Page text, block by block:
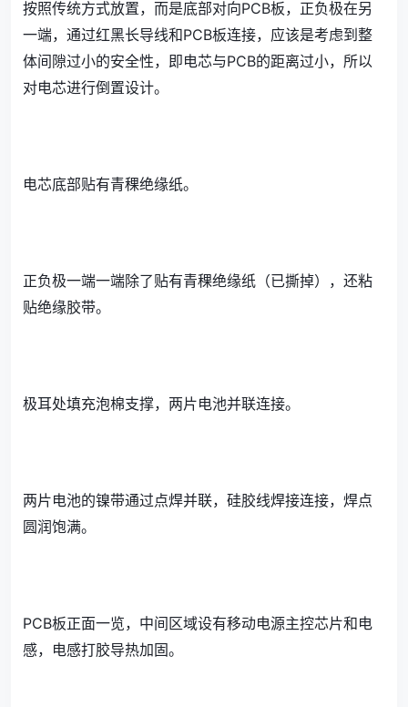
按照传统方式放置，而是底部对向PCB板，正负极在另
一端，通过红黑长导线和PCB板连接，应该是考虑到整
体间隙过小的安全性，即电芯与PCB的距离过小，所以
对电芯进行倒置设计。
电芯底部贴有青稞绝缘纸。
正负极一端一端除了贴有青稞绝缘纸（已撕掉），还粘
贴绝缘胶带。
极耳处填充泡棉支撑，两片电池并联连接。
两片电池的镍带通过点焊并联，硅胶线焊接连接，焊点
圆润饱满。
PCB板正面一览，中间区域设有移动电源主控芯片和电
感，电感打胶导热加固。